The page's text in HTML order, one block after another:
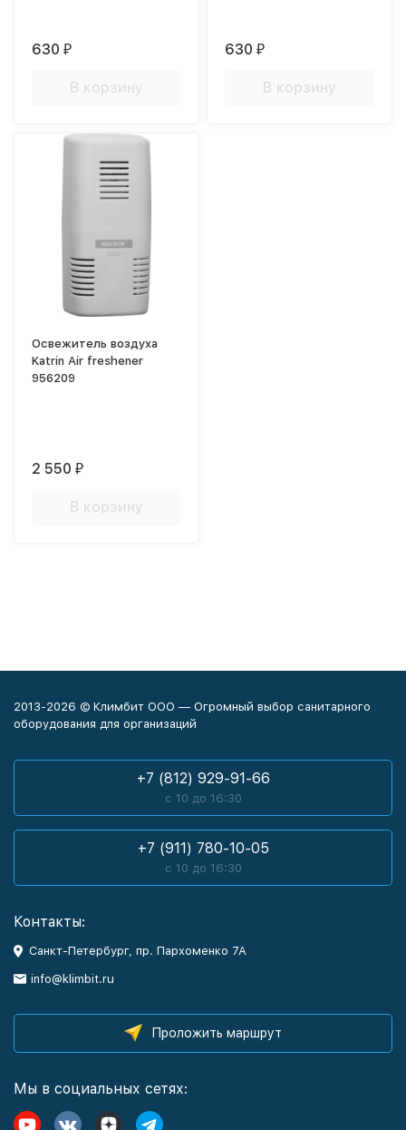
630₽
В корзину
630₽
В корзину
Освежитель воздуха
Katrin Air freshener
956209
2 550₽
В корзину
2013-2026 © Климбит ООО — Огромный выбор санитарного
оборудования для организаций
+7 (812) 929-91-66
с 10 до 16:30
+7 (911) 780-10-05
с 10 до 16:30
Контакты:
Санкт-Петербург, пр. Пархоменко 7А
info@klimbit.ru
Проложить маршрут
Мы в социальных сетях: